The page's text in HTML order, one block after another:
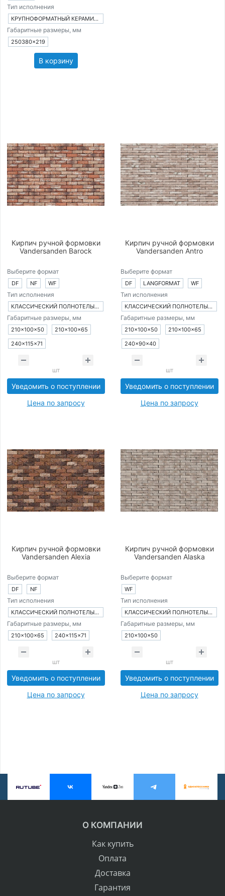
Тип исполнения
КРУПНОФОРМАТНЫЙ КЕРАМИЧЕСКИЙ БЛОК
Габаритные размеры, мм
250380×219
В корзину
Кирпич ручной формовки
Vandersanden Barock
Выберите формат
DF NF WF
Тип исполнения
КЛАССИЧЕСКИЙ ПОЛНОТЕЛЫЙ КИРПИЧ
Габаритные размеры, мм
210×100×50
210×100×65
240×115×71
шт
Уведомить о поступлении
Цена по запросу
Кирпич ручной формовки
Vandersanden Antro
Выберите формат
DF LANGFORMAT WF
Тип исполнения
КЛАССИЧЕСКИЙ ПОЛНОТЕЛЫЙ КИРПИЧ
Габаритные размеры, мм
210×100×50
210×100×65
240×90×40
шт
Уведомить о поступлении
Цена по запросу
Кирпич ручной формовки
Vandersanden Alexia
Выберите формат
DF NF
Тип исполнения
КЛАССИЧЕСКИЙ ПОЛНОТЕЛЫЙ КИРПИЧ
Габаритные размеры, мм
210×100×65 240×115×71
шт
Уведомить о поступлении
Цена по запросу
Кирпич ручной формовки
Vandersanden Alaska
Выберите формат
WF
Тип исполнения
КЛАССИЧЕСКИЙ ПОЛНОТЕЛЫЙ КИРПИЧ
Габаритные размеры, мм
210×100×50
шт
Уведомить о поступлении
Цена по запросу
О КОМПАНИИ
Как купить
Оплата
Доставка
Гарантия